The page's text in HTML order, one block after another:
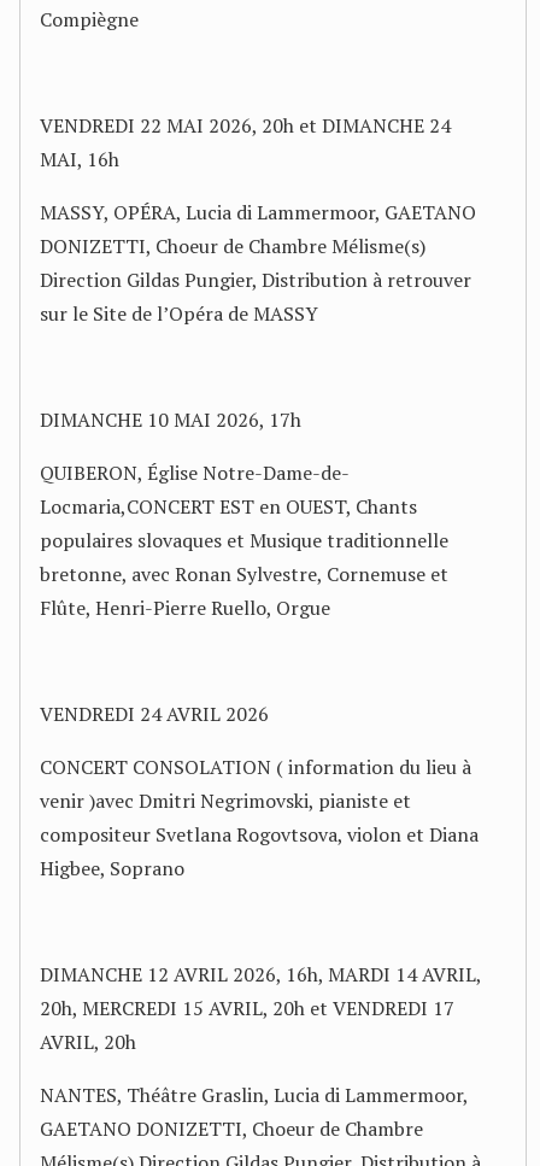
Compiègne
VENDREDI 22 MAI 2026, 20h et DIMANCHE 24
MAI, 16h
MASSY, OPÉRA, Lucia di Lammermoor, GAETANO
DONIZETTI, Choeur de Chambre Mélisme(s)
Direction Gildas Pungier, Distribution à retrouver
sur le Site de l’Opéra de MASSY
DIMANCHE 10 MAI 2026, 17h
QUIBERON, Église Notre-Dame-de-
Locmaria,CONCERT EST en OUEST, Chants
populaires slovaques et Musique traditionnelle
bretonne, avec Ronan Sylvestre, Cornemuse et
Flûte, Henri-Pierre Ruello, Orgue
VENDREDI 24 AVRIL 2026
CONCERT CONSOLATION ( information du lieu à
venir )avec Dmitri Negrimovski, pianiste et
compositeur Svetlana Rogovtsova, violon et Diana
Higbee, Soprano
DIMANCHE 12 AVRIL 2026, 16h, MARDI 14 AVRIL,
20h, MERCREDI 15 AVRIL, 20h et VENDREDI 17
AVRIL, 20h
NANTES, Théâtre Graslin, Lucia di Lammermoor,
GAETANO DONIZETTI, Choeur de Chambre